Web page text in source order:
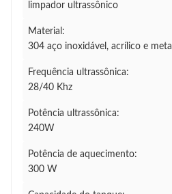
limpador ultrassônico
Material:
304 aço inoxidável, acrílico e metal
Frequência ultrassônica:
28/40 Khz
Potência ultrassônica:
240W
Potência de aquecimento:
300 W